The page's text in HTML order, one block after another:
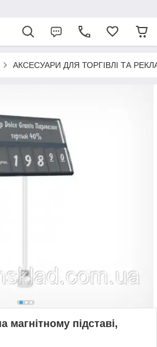
АКСЕСУАРИ ДЛЯ ТОРГІВЛІ ТА
магнітному підставі,